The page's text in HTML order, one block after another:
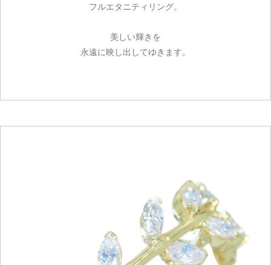
フルエタニティリング。
美しい輝きを
永遠に映し出してゆきます。